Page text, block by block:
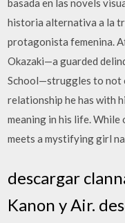
basada en las novels
historia alternativa a la
protagonista femenina.
Okazaki—a guarded
School—struggles to not
relationship he has with
meaning in his life. While
meets a mystifying girl
descargar
Kanon y Air.